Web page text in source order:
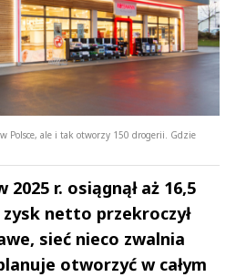
Polsce, ale i tak otworzy 150 drogerii. Gdzie
r. osiągnął aż 16,5
zysk netto przekroczył
sieć nieco zwalnia
otworzyć w całym